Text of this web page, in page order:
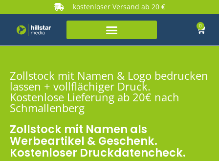
kostenloser Versand ab 20 €
0
Zollstock mit Namen & Logo bedrucken
lassen + vollflächiger Druck.
Kostenlose Lieferung ab 20€ nach
Schmallenberg
Zollstock mit Namen als
Werbeartikel & Geschenk.
Kostenloser Druckdatencheck.